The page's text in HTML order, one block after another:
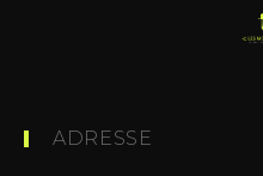
ADRESSE